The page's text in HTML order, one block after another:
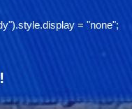
= "none";